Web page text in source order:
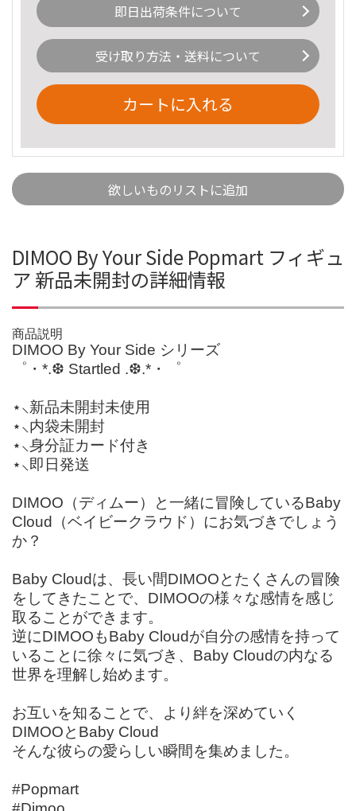
即日出荷条件について
受け取り方法・送料について
カートに入れる
欲しいものリストに追加
DIMOO By Your Side Popmart フィギュ
ア 新品未開封の詳細情報
商品説明
DIMOO By Your Side シリーズ
゜・*.❆ Startled .❆.*・゜
⋆⸜新品未開封未使用
⋆⸜内袋未開封
⋆⸜身分証カード付き
⋆⸜即日発送
DIMOO（ディムー）と一緒に冒険しているBaby
Cloud（ベイビークラウド）にお気づきでしょう
か？
Baby Cloudは、長い間DIMOOとたくさんの冒険
をしてきたことで、DIMOOの様々な感情を感じ
取ることができます。
逆にDIMOOもBaby Cloudが自分の感情を持って
いることに徐々に気づき、Baby Cloudの内なる
世界を理解し始めます。
お互いを知ることで、より絆を深めていく
DIMOOとBaby Cloud
そんな彼らの愛らしい瞬間を集めました。
#Popmart